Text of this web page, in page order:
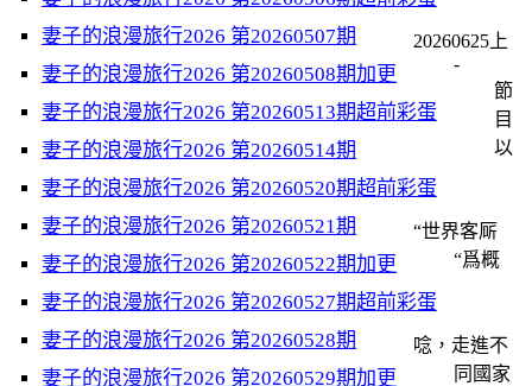
妻子的浪漫旅行2026 第20260507期
妻子的浪漫旅行2026 第20260508期加更
妻子的浪漫旅行2026 第20260513期超前彩蛋
妻子的浪漫旅行2026 第20260514期
妻子的浪漫旅行2026 第20260520期超前彩蛋
妻子的浪漫旅行2026 第20260521期
妻子的浪漫旅行2026 第20260522期加更
妻子的浪漫旅行2026 第20260527期超前彩蛋
妻子的浪漫旅行2026 第20260528期
妻子的浪漫旅行2026 第20260529期加更
20260625上
-
節
目
以
“世界客厛
“爲概
唸，走進不
同國家